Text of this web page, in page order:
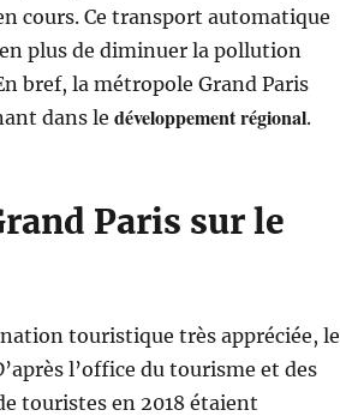
cours. Ce transport automatique
plus de diminuer la pollution
bref, la métropole Grand Paris
dans le développement régional.
Paris sur le
touristique très appréciée, le
l’office du tourisme et des
touristes en 2018 étaient